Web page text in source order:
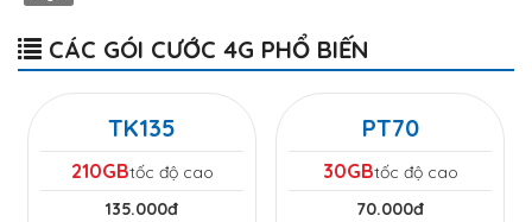
CÁC GÓI CƯỚC 4G PHỔ BIẾN
TK135
210GBtốc độ cao
135.000đ
PT70
30GBtốc độ cao
70.000đ